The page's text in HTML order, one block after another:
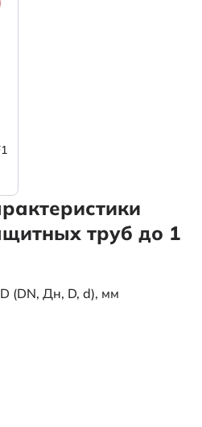
труб до 1
(DN, Дн, D, d), мм